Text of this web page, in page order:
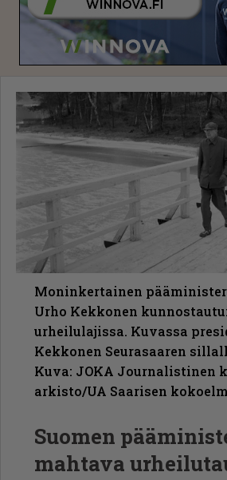
Moninkertainen
Urho Kekkonen
urheilulajissa. Kuvassa
Kekkonen Seurasaaren
Kuva: JOKA Journalistinen
arkisto/UA Saarisen
Suomen
mahtava